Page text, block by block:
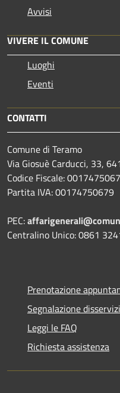
Avvisi
VIVERE IL COMUNE
Luoghi
Eventi
CONTATTI
Comune di Teramo
Via Giosuè Carducci, 33,
Codice Fiscale:
Partita IVA: 00174750679
PEC:
Centralino Unico: 0861
Prenotazione
Segnalazione
Leggi le FAQ
Richiesta assistenza